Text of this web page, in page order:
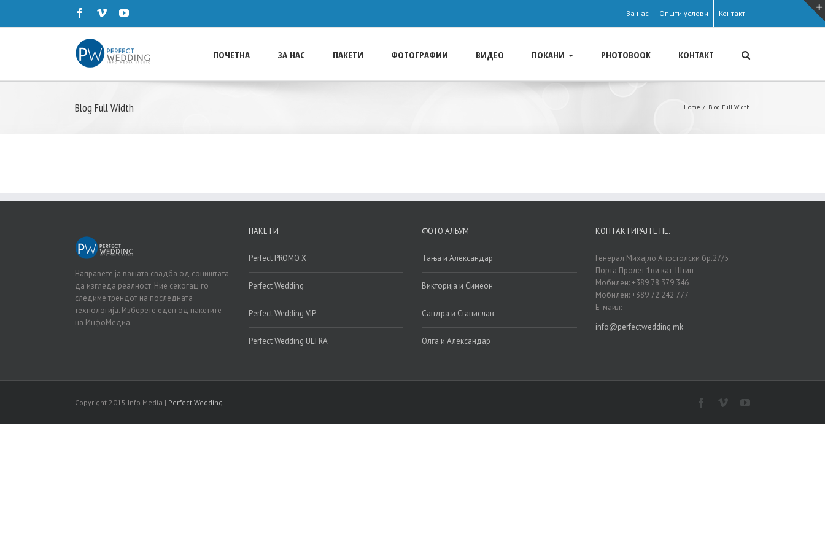
За нас Општи услови Контакт
ПОЧЕТНА ЗА НАС ПАКЕТИ ФОТОГРАФИИ ВИДЕО ПОКАНИ PHOTOBOOK КОНТАКТ
Blog Full Width Home / Blog Full Width
Направете ја вашата свадба од соништата
да изгледа реалност. Ние секогаш го
следиме трендот на последната
технологија. Изберете еден од пакетите
на ИнфоМедиа.
ПАКЕТИ
Perfect PROMO X
Perfect Wedding
Perfect Wedding VIP
Perfect Wedding ULTRA
ФОТО АЛБУМ
Тања и Александар
Викторија и Симеон
Сандра и Станислав
Олга и Александар
КОНТАКТИРАЈТЕ НЕ.
Генерал Михајло Апостолски бр.27/5
Порта Пролет 1ви кат, Штип
Мобилен: +389 78 379 346
Мобилен: +389 72 242 777
Е-маил:
info@perfectwedding.mk
Copyright 2015 Info Media | Perfect Wedding